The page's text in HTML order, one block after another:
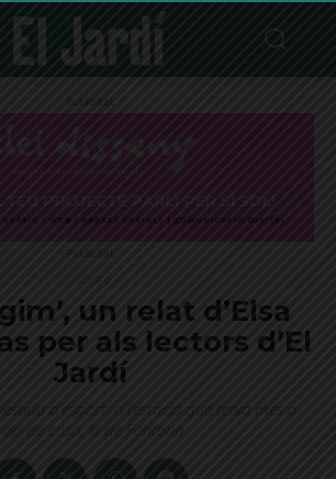
Publicitat
Publicitat
un relat d’Elsa
per als lectors d’El
Jardí
d’esport, a l’estació que tenia més a
de casa, la de Fontana...